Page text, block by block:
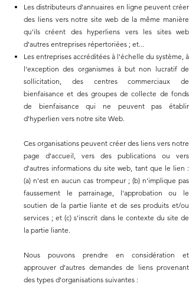
Les distributeurs d'annuaires en ligne peuvent créer
des liens vers notre site web de la même manière
qu'ils créent des hyperliens vers les sites web
d'autres entreprises répertoriées ; et...
Les entreprises accréditées à l'échelle du système, à
l'exception des organismes à but non lucratif de
sollicitation, des centres commerciaux de
bienfaisance et des groupes de collecte de fonds
de bienfaisance qui ne peuvent pas établir
d'hyperlien vers notre site Web.
Ces organisations peuvent créer des liens vers notre
page d'accueil, vers des publications ou vers
d'autres informations du site web, tant que le lien :
(a) n'est en aucun cas trompeur ; (b) n'implique pas
faussement le parrainage, l'approbation ou le
soutien de la partie liante et de ses produits et/ou
services ; et (c) s'inscrit dans le contexte du site de
la partie liante.
Nous pouvons prendre en considération et
approuver d'autres demandes de liens provenant
des types d'organisations suivantes :